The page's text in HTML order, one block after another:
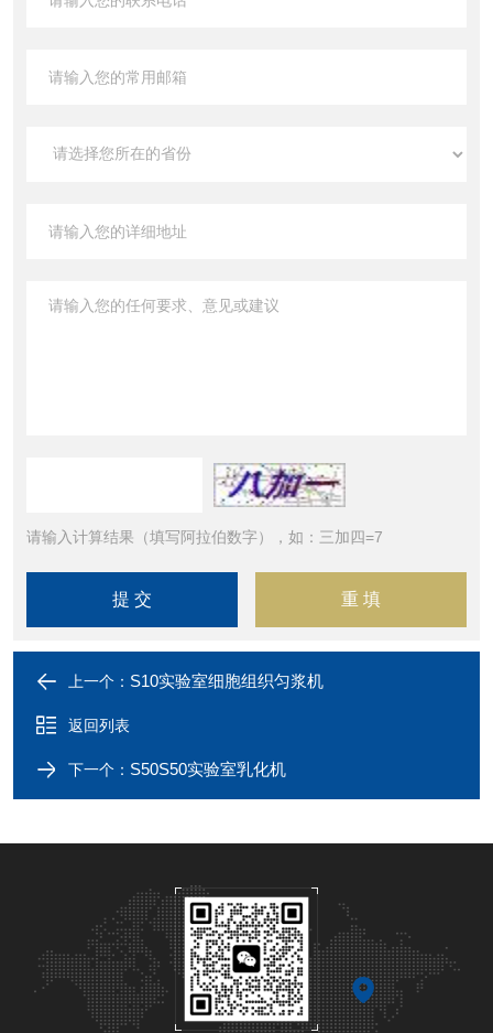
请输入计算结果（填写阿拉伯数字），如：三加四=7
上一个： S10实验室细胞组织匀浆机
返回列表
下一个： S50S50实验室乳化机